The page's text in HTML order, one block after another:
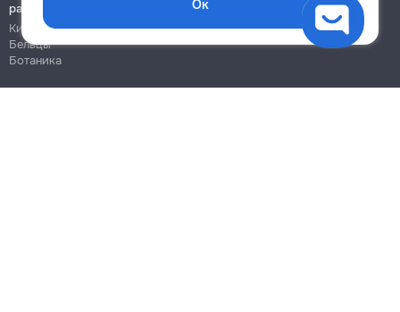
Ок
работы
Кишинёв
Бельцы
Ботаника